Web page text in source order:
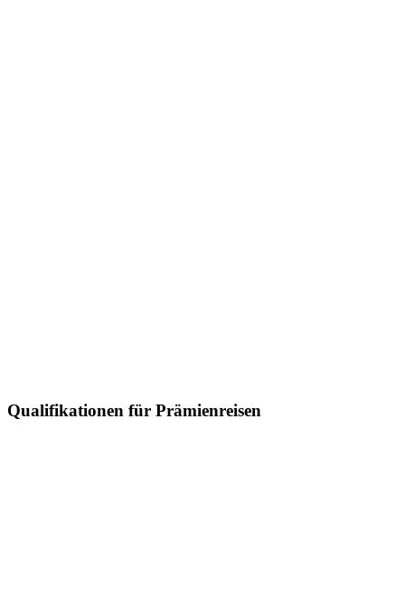
Qualifikationen für Prämienreisen